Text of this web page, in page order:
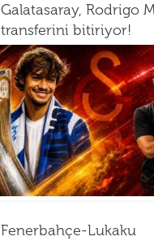
Galatasaray, Rodrigo
transferini bitiriyor!
Fenerbahçe-Lukaku